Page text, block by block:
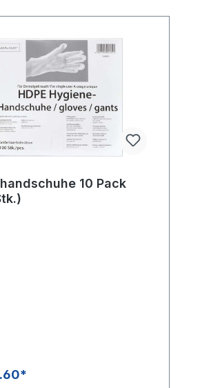
10 Pack